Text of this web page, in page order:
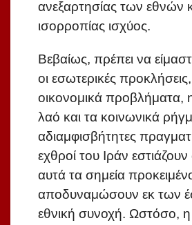
ανεξαρτησίας των εθνών
ισορροπίας ισχύος.
Βεβαίως, πρέπει να είμαστε
οι εσωτερικές
οικονομικά προβλήματα,
λαό και τα κοινωνικά
αδιαμφισβήτητες
εχθροί του Ιράν
αυτά τα σημεία
αποδυναμώσουν εκ των
εθνική συνοχή. Ωστόσο, η